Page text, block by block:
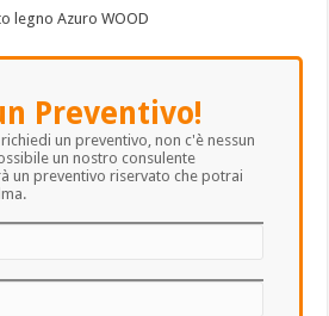
legno Azuro WOOD
Preventivo!
un preventivo, non c'è nessun
un nostro consulente
un preventivo riservato che potrai